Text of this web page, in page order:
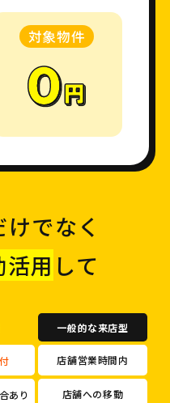
対象物件
でなく
活用 して
一般的な来店型
店舗営業時間内
あり 店舗への移動